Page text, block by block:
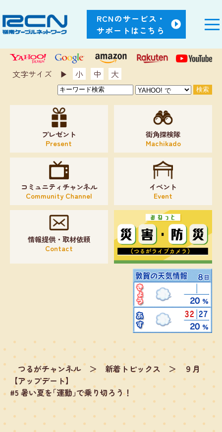
RCNのサービス・
サポートはこちら
文字サイズ ▶︎ 小 中 大
プレゼント
Present
街角探検隊
Machikado
コミュニティチャンネル
Community Channel
イベント
Event
情報提供・取材依頼
Contact
つるがチャンネル ＞ 新着トピックス ＞
９月
【アップデート】
#5 暑い夏を｢運動｣で乗り切ろう！